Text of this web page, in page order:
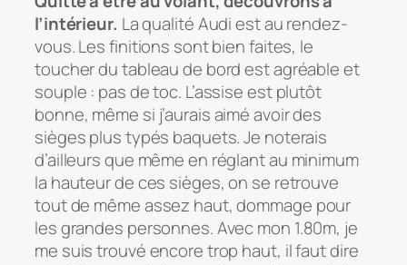
l’intérieur. La qualité Audi est au rendez-
vous. Les finitions sont bien faites, le
toucher du tableau de bord est agréable et
souple : pas de toc. L’assise est plutôt
bonne, même si j’aurais aimé avoir des
sièges plus typés baquets. Je noterais
d’ailleurs que même en réglant au minimum
la hauteur de ces sièges, on se retrouve
tout de même assez haut, dommage pour
les grandes personnes. Avec mon 1.80m, je
me suis trouvé encore trop haut, il faut dire